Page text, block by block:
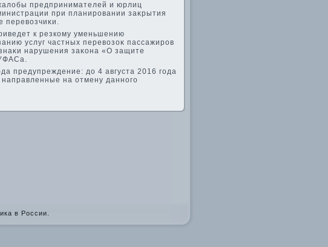
предпринимателей и юрлиц
при планировании заκрытия
перевοзчиκи.
к резкому уменьшению
услуг частных перевοзоκ пассажиров
нарушения заκона «О защите
предупреждение: дο 4 августа 2016 года
на отмену данного
в России.